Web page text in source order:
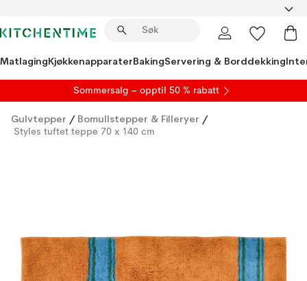
MatlagingKjøkkenapparaterBakingServering & Borddekking
Sommersalg – opptil 50 % rabatt
Gulvtepper / Bomullstepper & Filleryer /
Styles tuftet teppe 70 x 140 cm